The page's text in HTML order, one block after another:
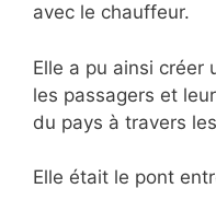
avec le chauffeur.
Elle a pu ainsi créer
les passagers et
du pays à travers
Elle était le pont